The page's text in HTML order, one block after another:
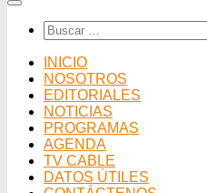
Buscar:
INICIO
NOSOTROS
EDITORIALES
NOTICIAS
PROGRAMAS
AGENDA
TV CABLE
DATOS ÚTILES